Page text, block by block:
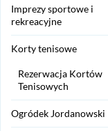
Imprezy sportowe i
rekreacyjne
Korty tenisowe
Rezerwacja Kortów
Tenisowych
Ogródek Jordanowski